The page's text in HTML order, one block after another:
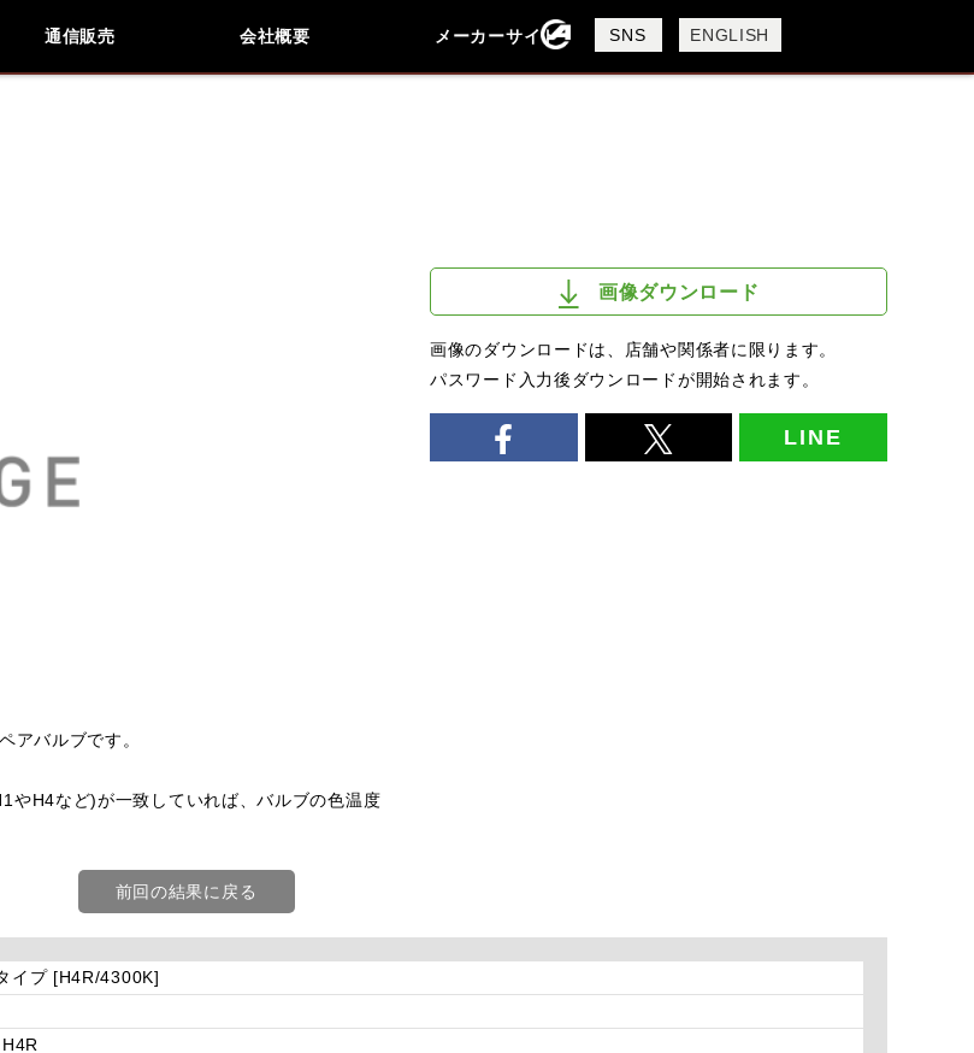
通信販売 会社概要
会社概要
採用情報
メーカーサイト SNS ENGLISH
アバルブです。
やH4など)が一致していれば、バルブの色温度
画像ダウンロード
画像のダウンロードは、店舗や関係者に限ります。
パスワード入力後ダウンロードが開始されます。
LINE
前回の結果に戻る
イプ [H4R/4300K]
H4R